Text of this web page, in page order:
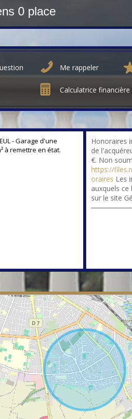
0 place
Me rappeler
Calculatrice financière
- Garage d'une
à remettre en état.
Honoraires
de
€. Non
https://
oraires Les
auxquels
sur le site